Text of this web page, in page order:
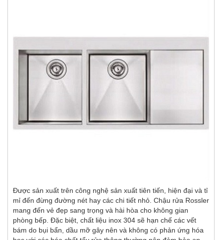
Được sản xuất trên công nghệ sản xuất tiên tiến, hiện đại và tỉ
mỉ đến đừng đường nét hay các chi tiết nhỏ. Chậu rửa Rossler
mang đến vẻ đẹp sang trọng và hài hòa cho không gian
phòng bếp. Đặc biệt, chất liệu inox 304 sẽ hạn chế các vết
bám do bụi bẩn, dầu mỡ gây nên và không có phản ứng hóa